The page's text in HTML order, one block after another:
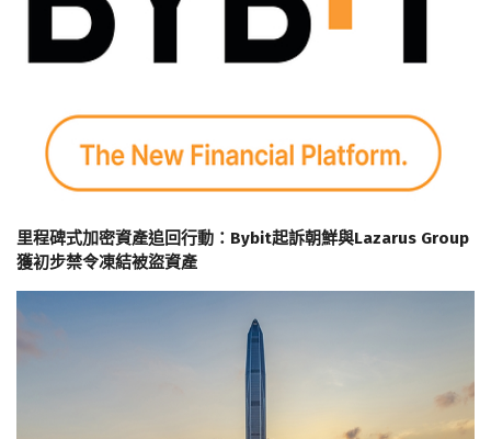
里程碑式加密資產追回行動：Bybit起訴朝鮮與Lazarus Group
獲初步禁令凍結被盜資產